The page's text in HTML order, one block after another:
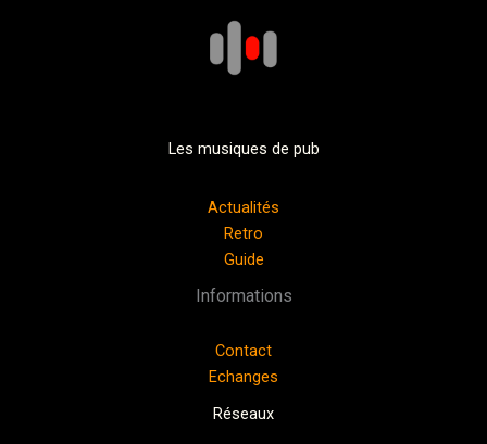
Les musiques de pub
Actualités
Retro
Guide
Informations
Contact
Echanges
Réseaux